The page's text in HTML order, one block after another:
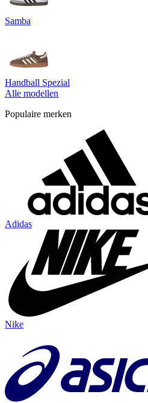
Samba
Handball Spezial
Alle modellen
Populaire merken
Adidas
Nike